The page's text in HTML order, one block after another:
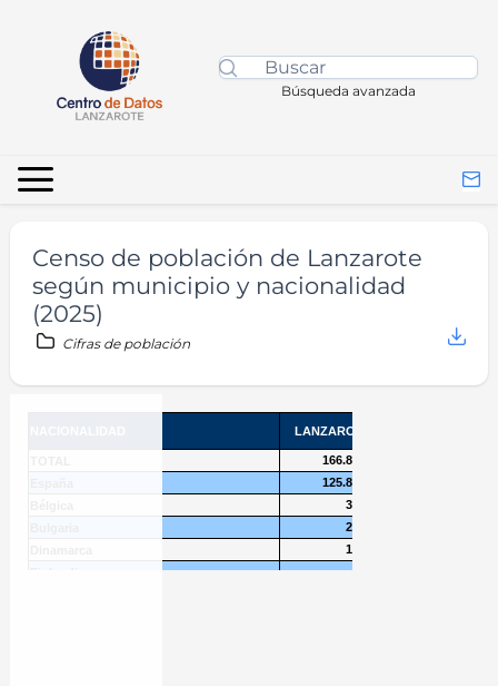
Búsqueda avanzada
Censo de población de Lanzarote
según municipio y nacionalidad
(2025)
Cifras de población